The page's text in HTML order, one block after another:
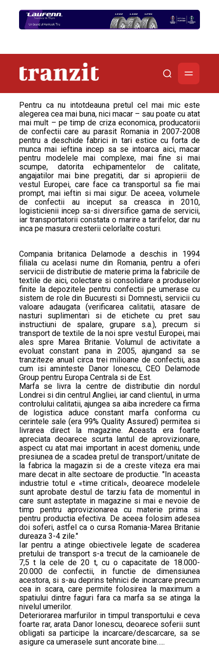
Pentru ca nu intotdeauna pretul cel mai mic este
alegerea cea mai buna, nici macar – sau poate cu atat
mai mult – pe timp de criza economica, producatorii
de confectii care au parasit Romania in 2007-2008
pentru a deschide fabrici in tari estice cu forta de
munca mai ieftina incep sa se intoarca aici, macar
pentru modelele mai complexe, mai fine si mai
scumpe, datorita echipamentelor de calitate,
angajatilor mai bine pregatiti, dar si apropierii de
vestul Europei, care face ca transportul sa fie mai
prompt, mai ieftin si mai sigur. De aceea, volumele
de confectii au inceput sa creasca in 2010,
logisticienii incep sa-si diversifice gama de servicii,
iar transportatorii constata o marire a tarifelor, dar nu
inca pe masura cresterii celorlalte costuri.
Compania britanica Delamode a deschis in 1994
filiala cu acelasi nume din Romania, pentru a oferi
servicii de distributie de materie prima la fabricile de
textile de aici, colectare si consolidare a produselor
finite la depozitele pentru confectii pe umerase cu
sistem de role din Bucuresti si Domnesti, servicii cu
valoare adaugata (verificarea calitatii, atasare de
nasturi suplimentari si de etichete cu pret sau
instructiuni de spalare, grupare s.a.), precum si
transport de textile de la noi spre vestul Europei, mai
ales spre Marea Britanie. Volumul de activitate a
evoluat constant pana in 2005, ajungand sa se
tranziteze anual circa trei milioane de confectii, asa
cum isi aminteste Danor Ionescu, CEO Delamode
Group pentru Europa Centrala si de Est.
Marfa se livra la centre de distributie din nordul
Londrei si din centrul Angliei, iar cand clientul, in urma
controlului calitatii, ajungea sa aiba incredere ca firma
de logistica aduce constant marfa conforma cu
cerintele sale (era 99% Quality Assured) permitea si
livrarea direct la magazine. Aceasta era foarte
apreciata deoarece scurta lantul de aprovizionare,
aspect cu atat mai important in acest domeniu, unde
presiunea de a scadea pretul de transport/unitate de
la fabrica la magazin si de a creste viteza era mai
mare decat in alte sectoare de productie. "In aceasta
industrie totul e «time critical», deoarece modelele
sunt aprobate destul de tarziu fata de momentul in
care sunt asteptate in magazine si mai e nevoie de
timp pentru aprovizionarea cu materie prima si
pentru productia efectiva. De aceea folosim adesea
doi soferi, astfel ca o cursa Romania-Marea Britanie
dureaza 3-4 zile."
Iar pentru a atinge obiectivele legate de scaderea
pretului de transport s-a trecut de la camioanele de
7,5 t la cele de 20 t, cu o capacitate de 18.000-
20.000 de confectii, in functie de dimensiunea
acestora, si s-au deprins tehnici de incarcare precum
cea in scara, care permite folosirea la maximum a
spatiului dintre faguri fara ca marfa sa se atinga la
nivelul umerilor.
Deteriorarea marfurilor in timpul transportului e ceva
foarte rar, arata Danor Ionescu, deoarece soferii sunt
obligati sa participe la incarcare/descarcare, sa se
asigure ca umerasele sunt ancorate bine…..